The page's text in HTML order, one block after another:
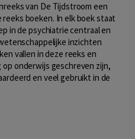
van De Tijdstroom een
boeken. In elk boek staat
in de psychiatrie centraal en
inzichten
vallen in deze reeks en
onderwijs geschreven zijn,
en veel gebruikt in de